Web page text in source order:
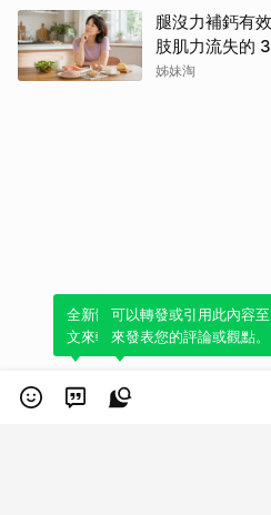
腿沒力補鈣有
肢肌力流失的
姊妹淘
全新體驗！一鍵引用此內容，
文來輕鬆表達個人立場。
可以轉發或引用此內容
來發表您的評論或觀點。